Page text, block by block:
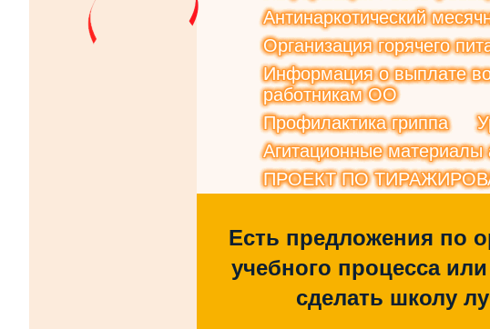
Антинаркотический
Организация горячего
Информация о выплате
работникам ОО
Профилактика гриппа
Агитационные материалы
ПРОЕКТ ПО
Есть предложения по
учебного процесса или
сделать школу